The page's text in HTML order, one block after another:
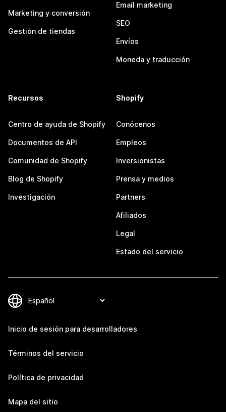
Marketing y conversión
Gestión de tiendas
Email marketing
SEO
Envíos
Moneda y traducción
Recursos
Centro de ayuda de Shopify
Documentos de API
Comunidad de Shopify
Blog de Shopify
Investigación
Shopify
Conócenos
Empleos
Inversionistas
Prensa y medios
Partners
Afiliados
Legal
Estado del servicio
Inicio de sesión para desarrolladores
Términos del servicio
Política de privacidad
Mapa del sitio